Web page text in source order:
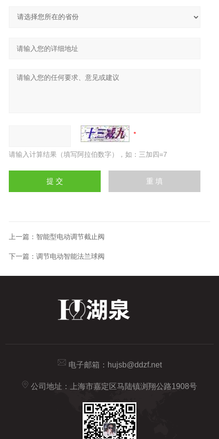
请输入计算结果（填写阿拉伯数字），如：三加四=7
上一篇： 智能型电动调节截止阀
下一篇： 调节电动智能法兰球阀
电子邮箱： hujsb@ddzf.net
公司地址：上海市嘉定区马陆镇浏翔公路1908号